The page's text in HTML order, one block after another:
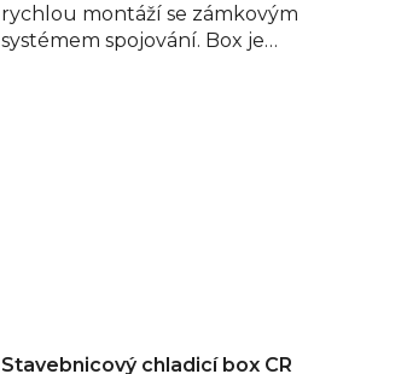
rychlou montáží se zámkovým
systémem spojování. Box je
Stavebnicový chladicí box CR